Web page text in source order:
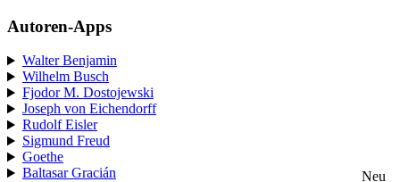
Autoren-Apps
Walter Benjamin
Wilhelm Busch
Fjodor M. Dostojewski
Joseph von Eichendorff
Rudolf Eisler
Sigmund Freud
Goethe
Baltasar Gracián
Neu